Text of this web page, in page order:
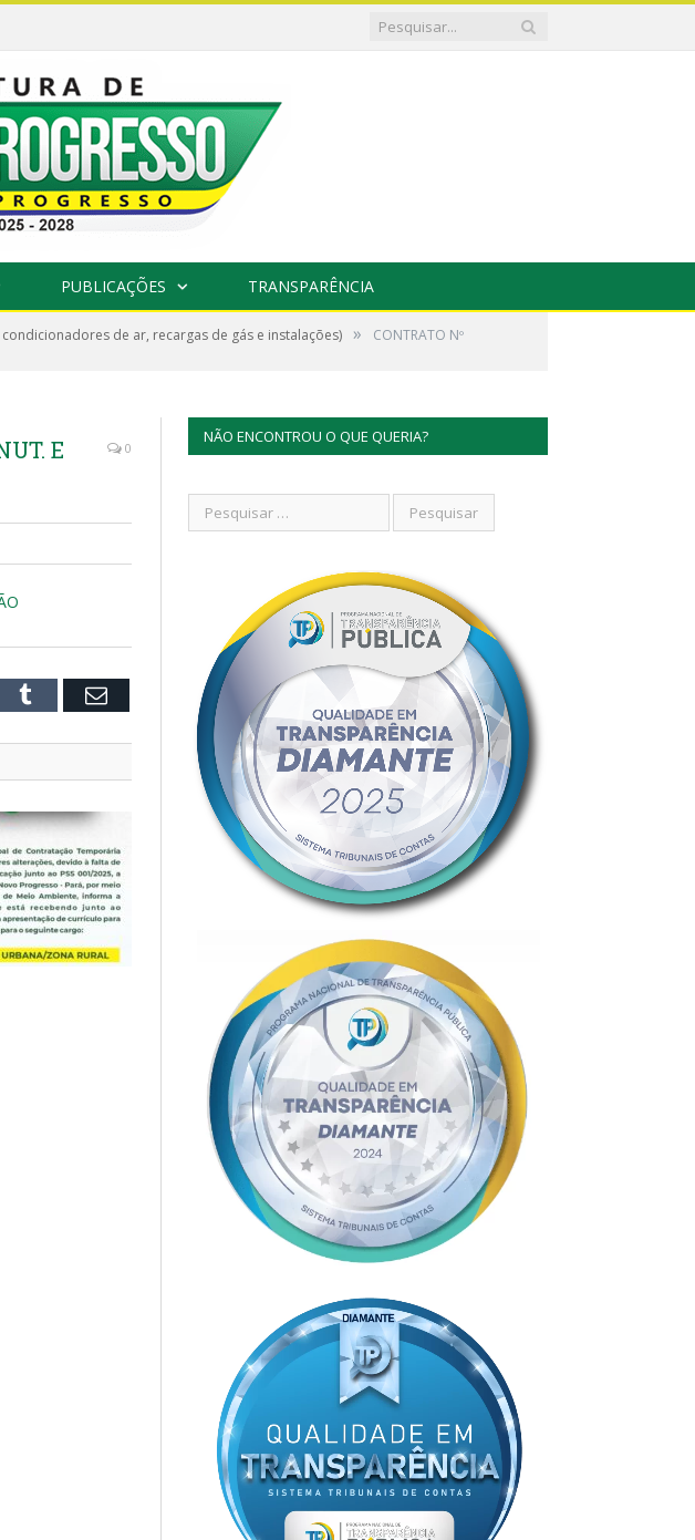
PUBLICAÇÕES TRANSPARÊNCIA
condicionadores de ar, recargas de gás e instalações) » CONTRATO Nº
E
0
Tumblr Email
NÃO ENCONTROU O QUE QUERIA?